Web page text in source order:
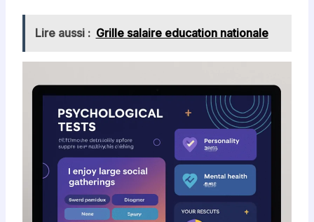
Lire aussi : Grille salaire education nationale